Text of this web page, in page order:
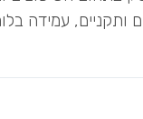
ותקניים, עמידה